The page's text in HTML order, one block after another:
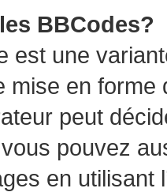
BBCodes?
est une
mise en forme
peut
pouvez
en utilisant